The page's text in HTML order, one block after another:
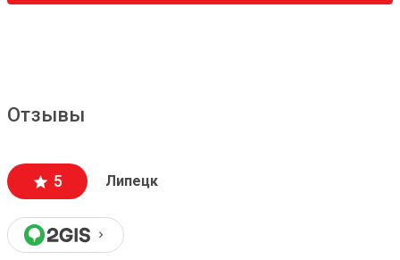
Отзывы
5 Липецк